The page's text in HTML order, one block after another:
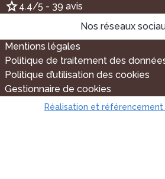
4.4/5 - 39 avis
Nos réseaux
Mentions légales
Politique de traitement des
Politique d’utilisation des cookies
Gestionnaire de cookies
Réalisation et référencement